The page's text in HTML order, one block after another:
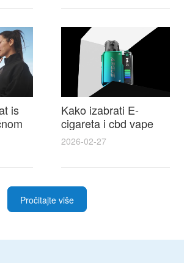
is
i
Kako izabrati E-
cigareta i cbd vape
top modeli sigurnost
praktični savjeti za
kupovinu
2026-02-27
Pročitajte više